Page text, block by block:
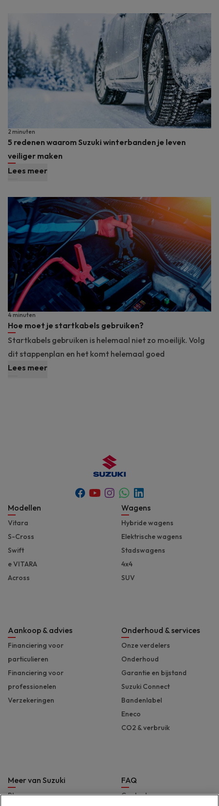
5 redenen waarom Suzuki winterbanden je leven
veiliger maken
2 minuten
Lees meer
Hoe moet je startkabels gebruiken?
4 minuten
Startkabels gebruiken is helemaal niet zo moeilijk. Volg
dit stappenplan en het komt helemaal goed
Lees meer
Facebook
YoutubeInstagram
Whatsapp
Linkedin
Footer
Modellen
Vitara
S-Cross
Swift
e VITARA
Across
Wagens
Hybride wagens
Elektrische wagens
Stadswagens
4x4
SUV
Aankoop & advies
Financiering voor
particulieren
Financiering voor
professionelen
Verzekeringen
Onderhoud & services
Onze verdelers
Onderhoud
Garantie en bijstand
Suzuki Connect
Bandenlabel
Eneco
CO2 & verbruik
Meer van Suzuki
Blog
FAQ
Contact